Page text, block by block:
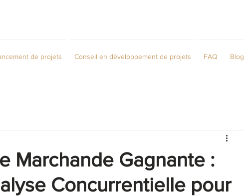
de projets Conseil en développement de projets FAQ Blog
Marchande Gagnante :
Concurrentielle pour